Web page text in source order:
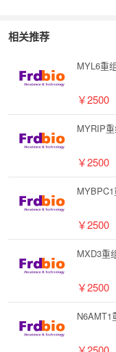
相关推荐
MYL6重
￥2500
MYRIP
￥2500
￥2500
MXD3重
￥2500
N6AMT1